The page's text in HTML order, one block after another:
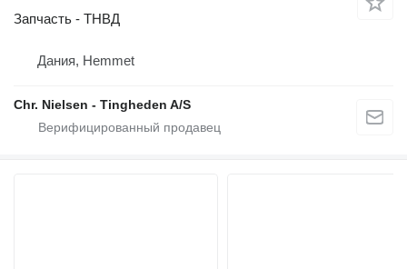
Запчасть - ТНВД
Дания, Hemmet
Chr. Nielsen - Tingheden A/S